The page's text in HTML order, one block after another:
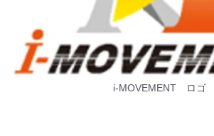
i-MOVEMENT ロゴ